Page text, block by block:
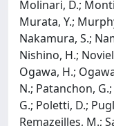
Molinari, D.;
Murata, Y.;
Nakamura, S.;
Nishino, H.;
Ogawa, H.;
N.; Patanchon,
G.; Poletti, D.;
Remazeilles, M.;